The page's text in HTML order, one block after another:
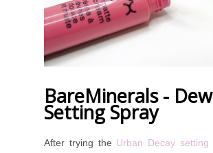
BareMinerals -
Setting Spray
After trying the Urban Decay setting